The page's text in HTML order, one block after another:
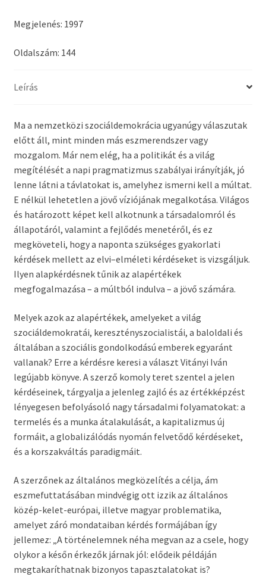
Megjelenés: 1997
Oldalszám: 144
Leírás
Ma a nemzetközi szociáldemokrácia ugyanúgy válaszutak
előtt áll, mint minden más eszmerendszer vagy
mozgalom. Már nem elég, ha a politikát és a világ
megítélését a napi pragmatizmus szabályai irányítják, jó
lenne látni a távlatokat is, amelyhez ismerni kell a múltat.
E nélkül lehetetlen a jövő víziójának megalkotása. Világos
és határozott képet kell alkotnunk a társadalomról és
állapotáról, valamint a fejlődés menetéről, és ez
megköveteli, hogy a naponta szükséges gyakorlati
kérdések mellett az elvi–elméleti kérdéseket is vizsgáljuk.
Ilyen alapkérdésnek tűnik az alapértékek
megfogalmazása – a múltból indulva – a jövő számára.
Melyek azok az alapértékek, amelyeket a világ
szociáldemokratái, keresztényszocialistái, a baloldali és
általában a szociális gondolkodású emberek egyaránt
vallanak? Erre a kérdésre keresi a választ Vitányi Iván
legújabb könyve. A szerző komoly teret szentel a jelen
kérdéseinek, tárgyalja a jelenleg zajló és az értékképzést
lényegesen befolyásoló nagy társadalmi folyamatokat: a
termelés és a munka átalakulását, a kapitalizmus új
formáit, a globalizálódás nyomán felvetődő kérdéseket,
és a korszakváltás paradigmáit.
A szerzőnek az általános megközelítés a célja, ám
eszmefuttatásában mindvégig ott izzik az általános
közép-kelet-európai, illetve magyar problematika,
amelyet záró mondataiban kérdés formájában így
jellemez: „A történelemnek néha megvan az a csele, hogy
olykor a későn érkezők járnak jól: elődeik példáján
megtakaríthatnak bizonyos tapasztalatokat is?